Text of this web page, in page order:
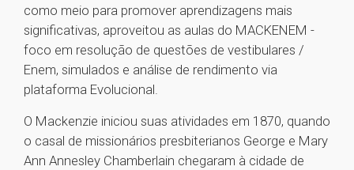
como meio para promover aprendizagens mais
significativas, aproveitou as aulas do MACKENEM -
foco em resolução de questões de vestibulares /
Enem, simulados e análise de rendimento via
plataforma Evolucional.
O Mackenzie iniciou suas atividades em 1870, quando
o casal de missionários presbiterianos George e Mary
Ann Annesley Chamberlain chegaram à cidade de